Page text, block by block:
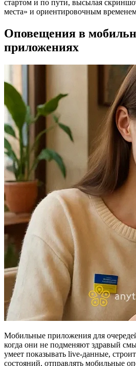
стартом и по пути, высылая
места» и ориентировочным
Оповещения в
приложениях
Мобильные приложения для
когда они не подменяют здравый
умеет показывать live‑данные,
состояний, отправлять мобильные